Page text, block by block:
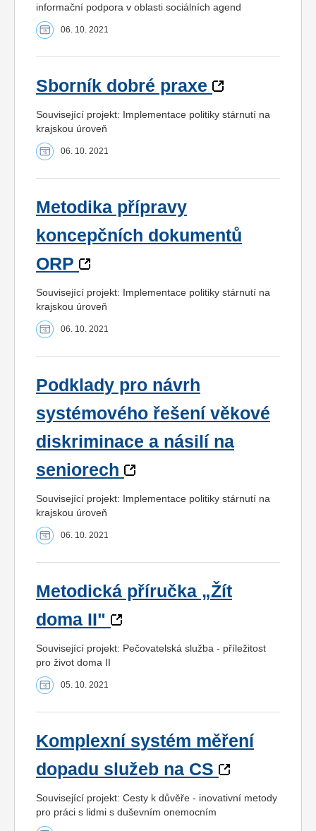
informační podpora v oblasti sociálních agend
06. 10. 2021
Sborník dobré praxe
Související projekt: Implementace politiky stárnutí na
krajskou úroveň
06. 10. 2021
Metodika přípravy
koncepčních dokumentů
ORP
Související projekt: Implementace politiky stárnutí na
krajskou úroveň
06. 10. 2021
Podklady pro návrh
systémového řešení věkové
diskriminace a násilí na
seniorech
Související projekt: Implementace politiky stárnutí na
krajskou úroveň
06. 10. 2021
Metodická příručka „Žít
doma II"
Související projekt: Pečovatelská služba - příležitost
pro život doma II
05. 10. 2021
Komplexní systém měření
dopadu služeb na CS
Související projekt: Cesty k důvěře - inovativní metody
pro práci s lidmi s duševním onemocním